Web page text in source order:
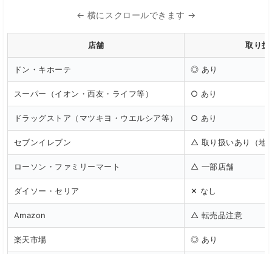
← 横にスクロールできます →
店舗 取り扱
ドン・キホーテ ◎ あり
スーパー（イオン・西友・ライフ等） ○ あり
ドラッグストア（マツキヨ・ウエルシア等） ○ あり
セブンイレブン △ 取り扱いあり（地
ローソン・ファミリーマート △ 一部店舗
ダイソー・セリア ✕ なし
Amazon △ 転売品注意
楽天市場 ◎ あり